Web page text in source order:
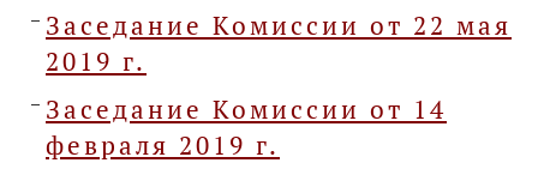
Заседание Комиссии от 22 мая
2019 г.
Заседание Комиссии от 14
февраля 2019 г.